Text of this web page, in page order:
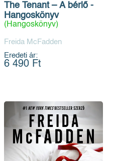
The Tenant – A bérlő -
Hangoskönyv
(Hangoskönyv)
Freida McFadden
Eredeti ár:
6 490 Ft